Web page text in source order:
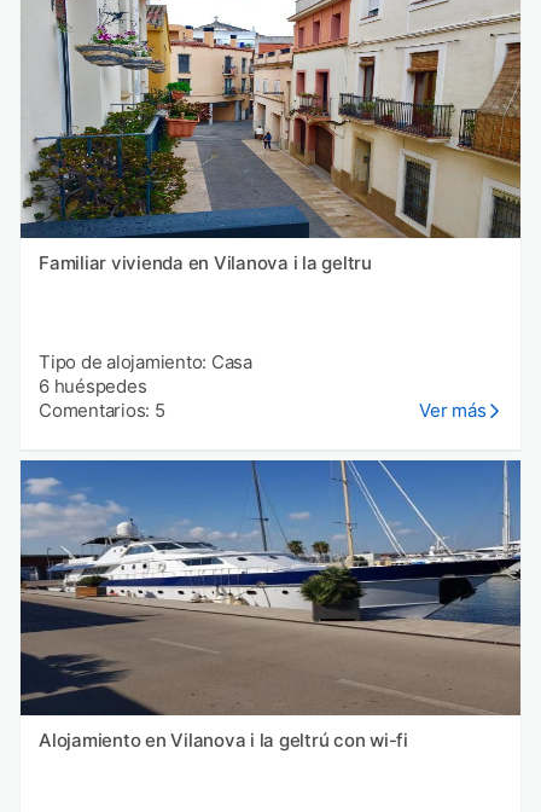
Familiar vivienda en Vilanova i la geltru
Tipo de alojamiento: Casa
6 huéspedes
Comentarios: 5
Ver más
Alojamiento en Vilanova i la geltrú con wi-fi